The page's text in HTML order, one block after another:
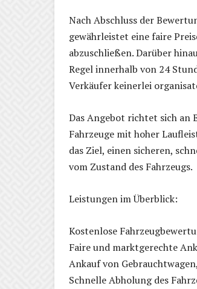
Nach Abschluss der
gewährleistet eine faire
abzuschließen. Darüber
Regel innerhalb von 24
Verkäufer keinerlei
Das Angebot richtet sich an
Fahrzeuge mit hoher
das Ziel, einen sicheren,
vom Zustand des Fahrzeugs.
Leistungen im Überblick:
Kostenlose
Faire und marktgerechte
Ankauf von
Schnelle Abholung des